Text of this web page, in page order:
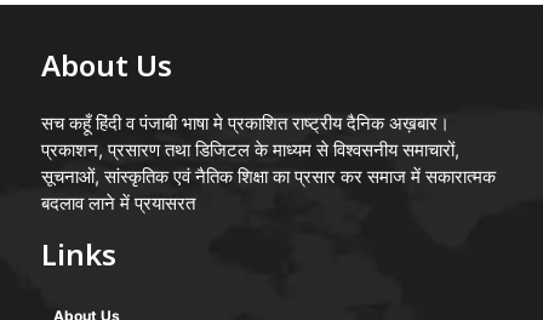
About Us
सच कहूँ हिंदी व पंजाबी भाषा मे प्रकाशित राष्ट्रीय दैनिक अख़बार।
प्रकाशन, प्रसारण तथा डिजिटल के माध्यम से विश्वसनीय समाचारों,
सूचनाओं, सांस्कृतिक एवं नैतिक शिक्षा का प्रसार कर समाज में सकारात्मक
बदलाव लाने में प्रयासरत
Links
About Us